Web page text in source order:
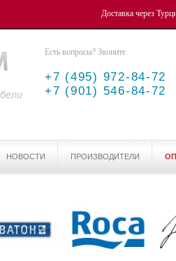
Доставка через
Есть вопросы? Звоните
+7 (495) 972-84-72
+7 (901) 546-84-72
НОВОСТИ ПРОИЗВОДИТЕЛИ